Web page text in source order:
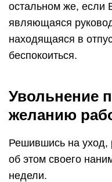
остальном же,
являющаяся
находящаяся в
беспокоиться.
Увольнение
желанию
Решившись на уход,
об этом своего
недели.